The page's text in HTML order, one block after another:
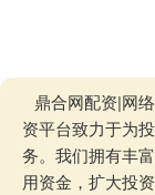
鼎合网配资|网
资平台致力于为
务。我们拥有丰
用资金，扩大投